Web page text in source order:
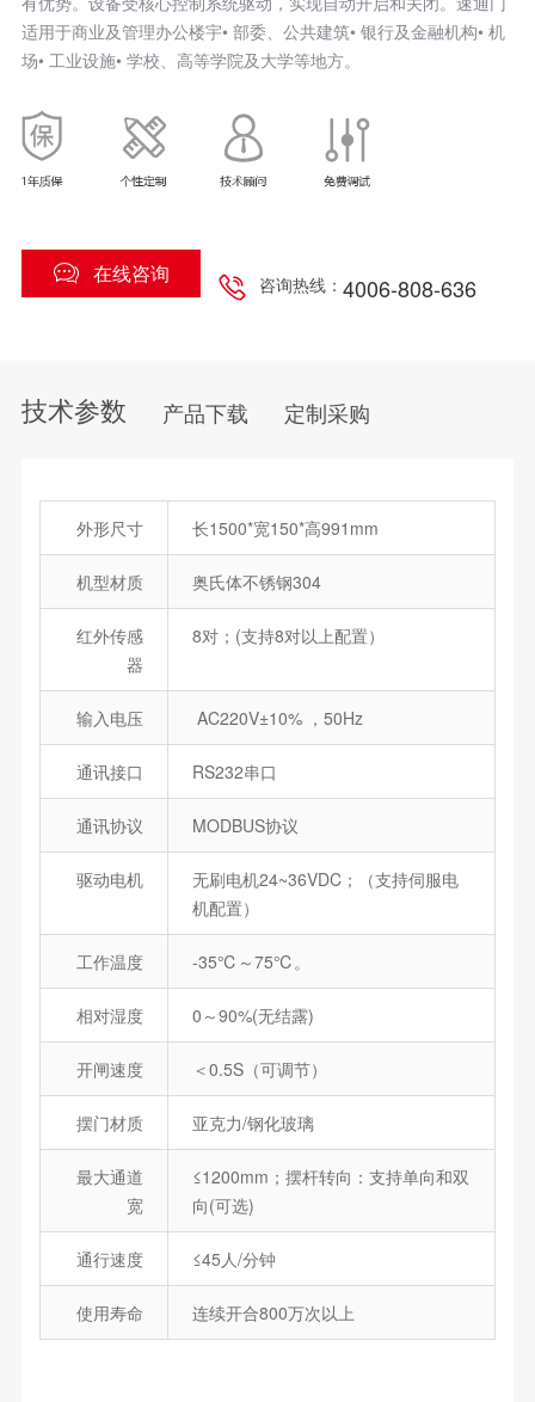
适用于商业及管理办公楼宇• 部委、公共建筑• 银行及金融机构• 机
场• 工业设施• 学校、高等学院及大学等地方。
在线咨询 咨询热线： 4006-808-636
技术参数 产品下载 定制采购
外形尺寸 长1500*宽150*高991mm
机型材质 奥氏体不锈钢304
红外传感
器
8对；(支持8对以上配置）
输入电压 AC220V±10% ，50Hz
通讯接口 RS232串口
通讯协议 MODBUS协议
驱动电机
无刷电机24~36VDC；（支持伺服电
机配置）
工作温度 -35℃～75℃。
相对湿度 0～90%(无结露)
开闸速度 ＜0.5S（可调节）
摆门材质 亚克力/钢化玻璃
最大通道
宽
≤1200mm；摆杆转向：支持单向和双
向(可选)
通行速度 ≤45人/分钟
使用寿命 连续开合800万次以上